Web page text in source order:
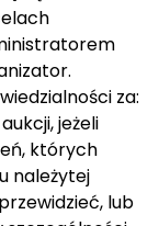
za:
jeżeli
których
należytej
lub